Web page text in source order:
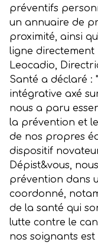
préventifs
un annuaire de
proximité, ainsi
ligne directement
Leocadio,
Santé a déclaré :
intégrative axé
nous a paru
la prévention et
de nos propres
dispositif
Dépist&vous,
prévention dans
coordonné,
de la santé qui
lutte contre le
nos soignants